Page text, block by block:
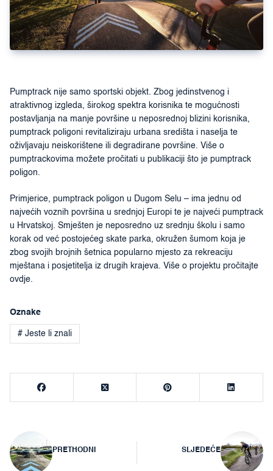
Pumptrack nije samo sportski objekt. Zbog jedinstvenog i
atraktivnog izgleda, širokog spektra korisnika te mogućnosti
postavljanja na manje površine u neposrednoj blizini korisnika,
pumptrack poligoni revitaliziraju urbana središta i naselja te
oživljavaju neiskorištene ili degradirane površine. Više o
pumptrackovima možete pročitati u publikaciji što je pumptrack
poligon.
Primjerice, pumptrack poligon u Dugom Selu – ima jednu od
najvećih voznih površina u srednjoj Europi te je najveći pumptrack
u Hrvatskoj. Smješten je neposredno uz srednju školu i samo
korak od već postojećeg skate parka, okružen šumom koja je
zbog svojih brojnih šetnica popularno mjesto za rekreaciju
mještana i posjetitelja iz drugih krajeva. Više o projektu pročitajte
ovdje.
Oznake
# Jeste li znali
Navigacija
objava
PRETHODNI SLJEDEĆE